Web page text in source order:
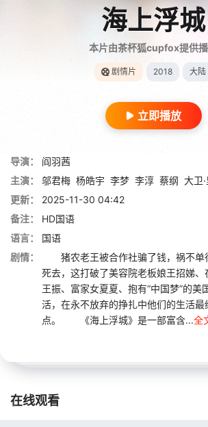
海上浮城
本片由茶杯狐cupfox提供
剧情片 2018 大陆
立即播放
导演：
阎羽茜
主演：
邬君梅 杨皓宇 李梦 李淳 蔡纲 大卫
更新：
2025-11-30 04:42
备注：
HD国语
语言：
国语
剧情：
猪农老王被合作社骗了钱，祸不单
死去，这打破了美容院老板娘王招娣
王振、富家女夏夏、抱有“中国梦”的美
活，在永不放弃的挣扎中他们的生活
点。 《海上浮城》是一部富含...全
在线观看